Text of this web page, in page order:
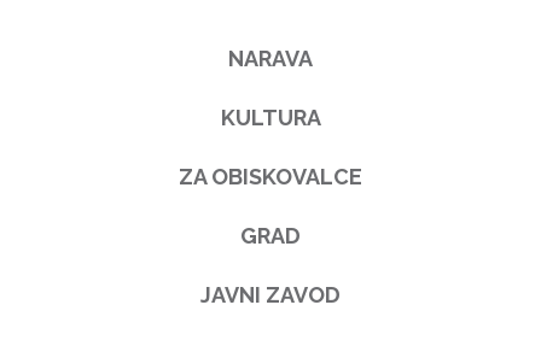
NARAVA
KULTURA
ZA OBISKOVALCE
GRAD
JAVNI ZAVOD